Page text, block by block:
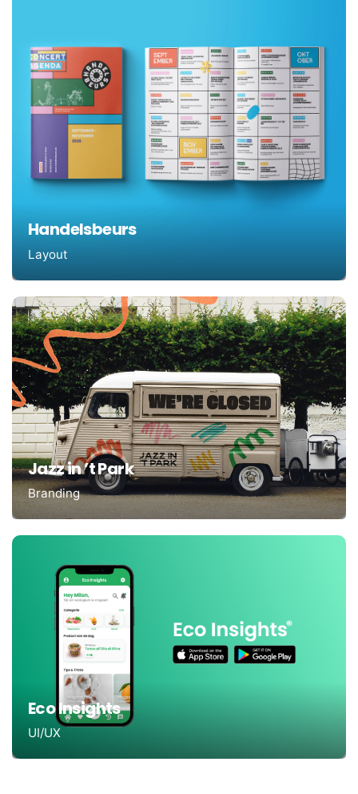
Handelsbeurs
Layout
Jazz in ’t Park
Branding
Eco Insights
UI/UX